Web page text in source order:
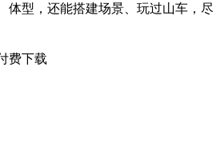
体型，还能搭建场景、玩过山车，尽
费下载